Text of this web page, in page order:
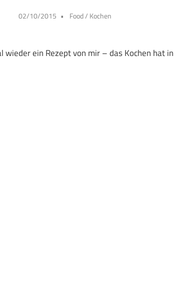
02/10/2015 Food/ Kochen
wieder ein Rezept von mir – das Kochen hat in